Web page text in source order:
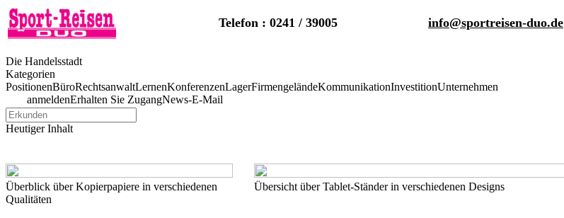
Telefon : 0241 / 39005 info@sportreisen-duo.de